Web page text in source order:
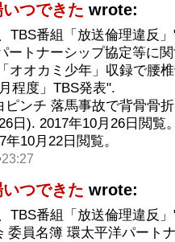
つできた wrote:
TBS番組「放送倫理違反
ートナーシップ協定等に
オオカミ少年」収録で腰
程度」TBS発表".
ピンチ 落馬事故で背骨骨
日). 2017年10月26日閲覧
年10月22日閲覧。
23:27
つできた wrote:
TBS番組「放送倫理違反
委員名簿 環太平洋パート